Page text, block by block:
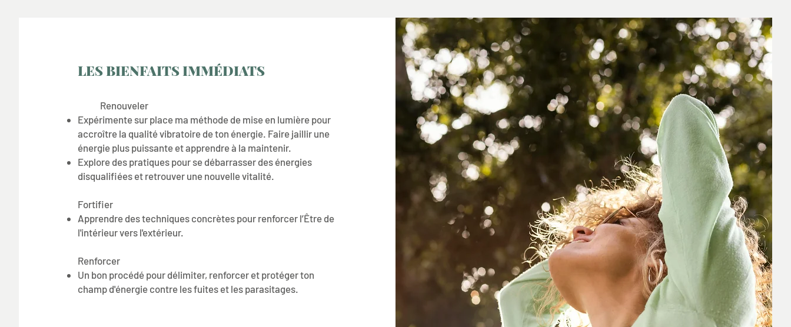
LES BIENFAITS IMMÉDIATS
Renouveler
Expérimente sur place ma méthode de mise en lumière pour
accroître la qualité vibratoire de ton énergie. Faire jaillir une
énergie plus puissante et apprendre à la maintenir.
Explore des pratiques pour se débarrasser des énergies
disqualifiées et retrouver une nouvelle vitalité.
Fortifier
Apprendre des techniques concrètes pour renforcer l’Être de
l'intérieur vers l'extérieur.
Renforcer
Un bon procédé pour délimiter, renforcer et protéger ton
champ d'énergie contre les fuites et les parasitages.